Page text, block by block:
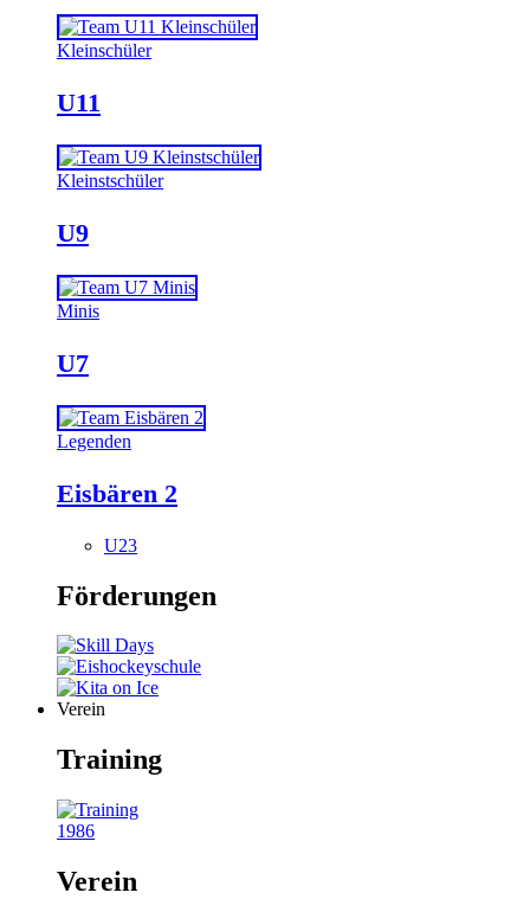
Kleinschüler
U11
Kleinstschüler
U9
Minis
U7
Legenden
Eisbären 2
U23
Förderungen
Verein
Training
1986
Verein